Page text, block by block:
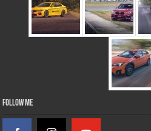
Follow Me